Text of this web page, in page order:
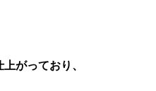
がっており、